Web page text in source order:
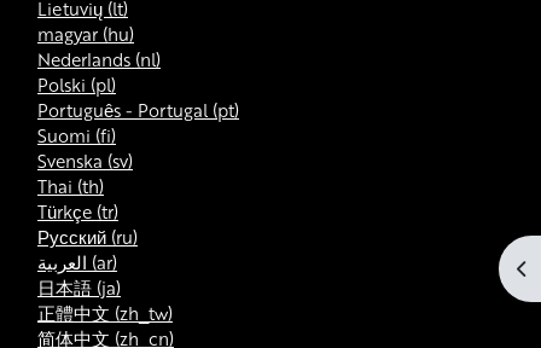
Lietuvių ‎(lt)‎
magyar ‎(hu)‎
Nederlands ‎(nl)‎
Polski ‎(pl)‎
Português - Portugal ‎(pt)‎
Suomi ‎(fi)‎
Svenska ‎(sv)‎
Thai ‎(th)‎
Türkçe ‎(tr)‎
Русский ‎(ru)‎
العربية ‎(ar)‎
日本語 ‎(ja)‎
正體中文 ‎(zh_tw)‎
简体中文 ‎(zh_cn)‎